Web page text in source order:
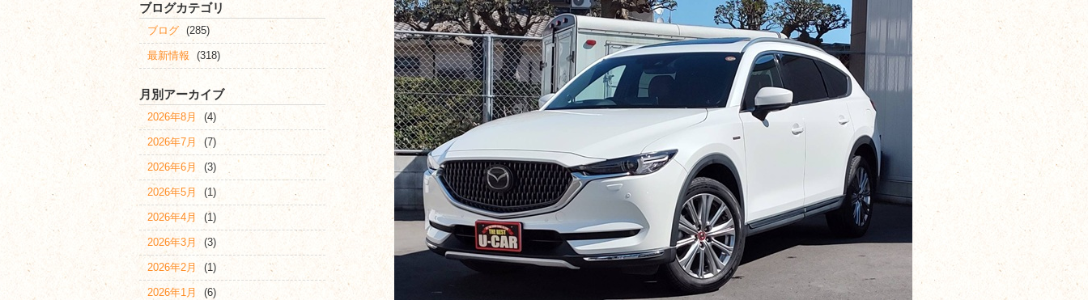
ブログカテゴリ
ブログ (285)
最新情報 (318)
月別アーカイブ
2026年8月 (4)
2026年7月 (7)
2026年6月 (3)
2026年5月 (1)
2026年4月 (1)
2026年3月 (3)
2026年2月 (1)
2026年1月 (6)